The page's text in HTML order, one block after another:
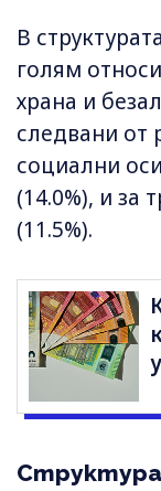
В
голям
храна и
следвани от
социални
(14.0%), и за
(11.5%).
Структура